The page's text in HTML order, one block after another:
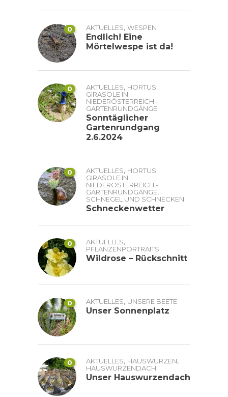
0 AKTUELLES, WESPEN
Endlich! Eine
Mörtelwespe ist da!
0 AKTUELLES, HORTUS
GIRASOLE IN
NIEDERÖSTERREICH -
GARTENRUNDGÄNGE
Sonntäglicher
Gartenrundgang
2.6.2024
0 AKTUELLES, HORTUS
GIRASOLE IN
NIEDERÖSTERREICH -
GARTENRUNDGÄNGE,
SCHNEGEL UND SCHNECKEN
Schneckenwetter
0 AKTUELLES,
PFLANZENPORTRAITS
Wildrose – Rückschnitt
0 AKTUELLES, UNSERE BEETE
Unser Sonnenplatz
0 AKTUELLES, HAUSWURZEN,
HAUSWURZENDACH
Unser Hauswurzendach